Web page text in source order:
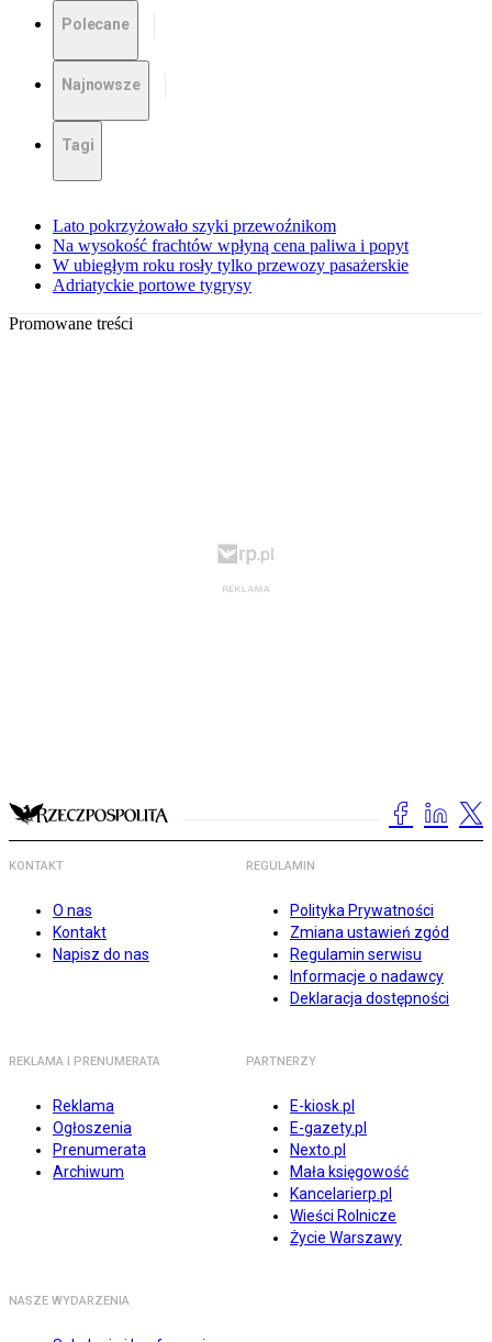
Polecane
Najnowsze
Tagi
Lato pokrzyżowało szyki przewoźnikom
Na wysokość frachtów wpłyną cena paliwa i popyt
W ubiegłym roku rosły tylko przewozy pasażerskie
Adriatyckie portowe tygrysy
Promowane treści
KONTAKT
O nas
Kontakt
Napisz do nas
REGULAMIN
Polityka Prywatności
Zmiana ustawień zgód
Regulamin serwisu
Informacje o nadawcy
Deklaracja dostępności
REKLAMA I PRENUMERATA
Reklama
Ogłoszenia
Prenumerata
Archiwum
PARTNERZY
E-kiosk.pl
E-gazety.pl
Nexto.pl
Mała księgowość
Kancelarierp.pl
Wieści Rolnicze
Życie Warszawy
NASZE WYDARZENIA